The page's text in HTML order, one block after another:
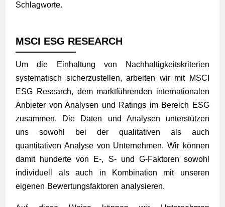
Schlagworte.
MSCI ESG RESEARCH
Um die Einhaltung von Nachhaltigkeitskriterien
systematisch sicherzustellen, arbeiten wir mit MSCI
ESG Research, dem marktführenden internationalen
Anbieter von Analysen und Ratings im Bereich ESG
zusammen. Die Daten und Analysen unterstützen
uns sowohl bei der qualitativen als auch
quantitativen Analyse von Unternehmen. Wir können
damit hunderte von E-, S- und G-Faktoren sowohl
individuell als auch in Kombination mit unseren
eigenen Bewertungsfaktoren analysieren.